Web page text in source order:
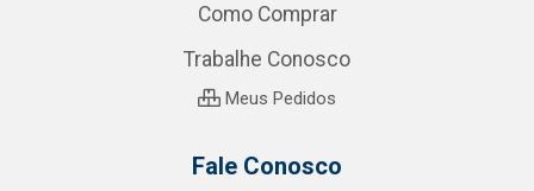
Como Comprar
Trabalhe Conosco
Meus Pedidos
Fale Conosco